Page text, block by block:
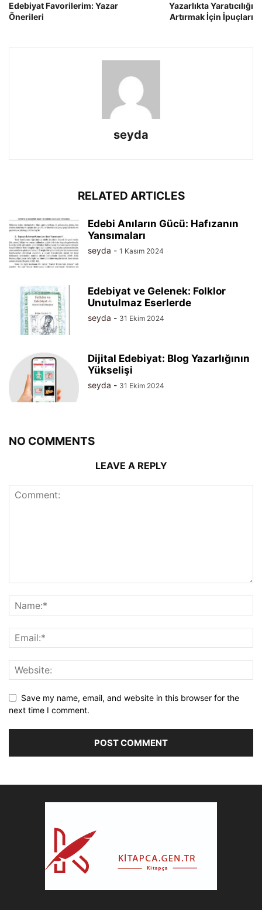
Edebiyat Favorilerim: Yazar
Önerileri
Yazarlıkta Yaratıcılığı
Artırmak İçin İpuçları
seyda
RELATED ARTICLES
Edebi Anıların Gücü: Hafızanın
Yansımaları
seyda - 1 Kasım 2024
Edebiyat ve Gelenek: Folklor
Unutulmaz Eserlerde
seyda - 31 Ekim 2024
Dijital Edebiyat: Blog Yazarlığının
Yükselişi
seyda - 31 Ekim 2024
NO COMMENTS
LEAVE A REPLY
Save my name, email, and website in this browser for the
next time I comment.